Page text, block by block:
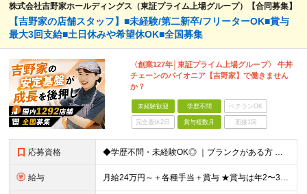
株式会社吉野家ホールディングス（東証プライム上場グループ）【合同募集】
【吉野家の店舗スタッフ】■未経験/第二新卒/フリーターOK■賞与
最大3回支給■土日休みや希望休OK■全国募集
〈創業127年│東証プライム上場グループ〉 牛丼
チェーンのパイオニア【吉野家】で働きません
か？
未経験歓迎 学歴不問 ベテランOK
完全週休2日 賞与複数月 面接1回
応募資格 ◆学歴不問・未経験OK◎ ｜ブランクがある方 ｜転職回数が気になる方 ｜飲食業界にチャレンジしたい方 ｜副業OK どんな方も大歓迎！「やってみたい」という気持ちがあればOKです◎
給与 月給24万円～＋各種手当＋賞与 ★賞与は年2〜3回支給 （7月・12月の年2回＋会社業績により2月に決算賞与あり） ★家賃1万円の格安寮や70%オフの食事補助により、毎月の支出を大幅に抑えられます。